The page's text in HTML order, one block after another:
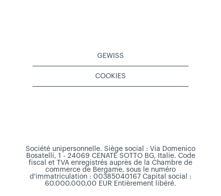
GEWISS
COOKIES
Société unipersonnelle. Siège social : Via Domenico
Bosatelli, 1 - 24069 CENATE SOTTO BG, Italie. Code
fiscal et TVA enregistrés auprès de la Chambre de
commerce de Bergame, sous le numéro
d'immatriculation : 00385040167 Capital social :
60.000.000,00 EUR Entièrement libéré.